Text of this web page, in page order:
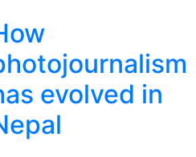
evolved in